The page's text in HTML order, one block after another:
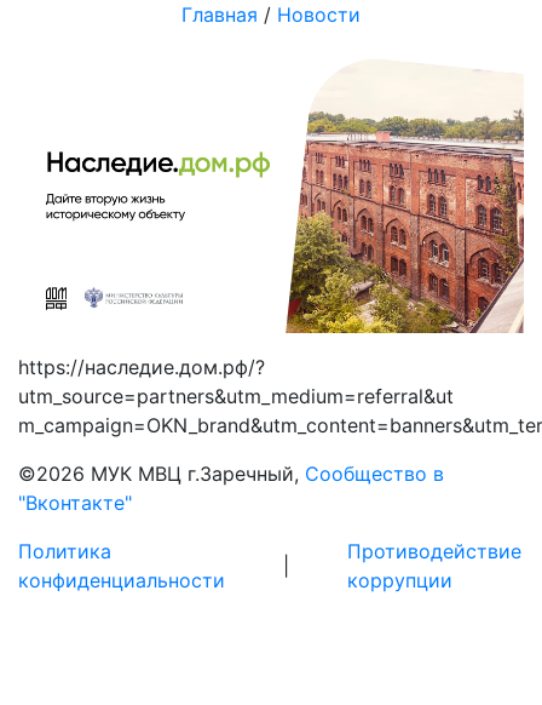
Главная / Новости
https://наследие.дом.рф/?
utm_source=partners&utm_medium=referral&ut
©2026 МУК МВЦ г.Заречный, Сообщество в
"Вконтакте"
Политика
конфиденциальности
Противодействие
коррупции